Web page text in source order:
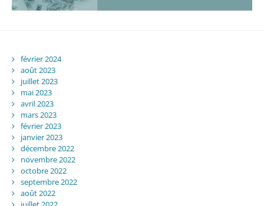
février 2024
août 2023
juillet 2023
mai 2023
avril 2023
mars 2023
février 2023
janvier 2023
décembre 2022
novembre 2022
octobre 2022
septembre 2022
août 2022